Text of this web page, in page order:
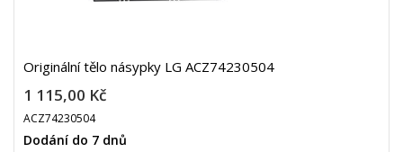
Originální tělo násypky LG ACZ74230504
1 115,00 Kč
ACZ74230504
Dodání do 7 dnů